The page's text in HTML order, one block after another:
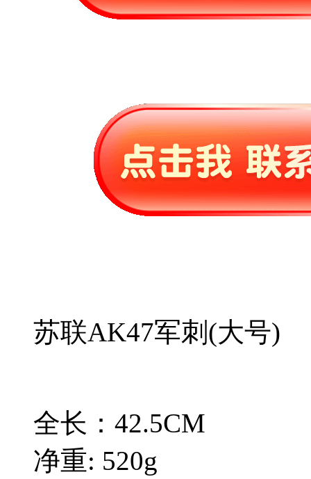
苏联AK47军刺(大号)
全长：42.5CM
净重: 520g